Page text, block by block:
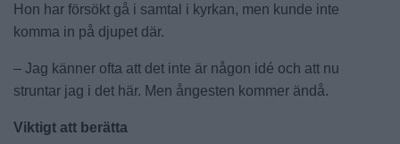
Hon har försökt gå i samtal i kyrkan, men kunde inte
komma in på djupet där.
– Jag känner ofta att det inte är någon idé och att nu
struntar jag i det här. Men ångesten kommer ändå.
Viktigt att berätta